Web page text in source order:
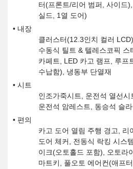
터(프론트/리어 범퍼, 사이드
실드, 1열 도어)
내장
클러스터(12.3인치 컬러
수동식 틸트 & 텔레스코픽 스
카페트, LED 카고 램프, 루프
수납함), 냉동부 단열재
시트
인조가죽시트, 운전석 열선
운전석 암레스트, 동승석 슬
편의
카고 도어 열림 주행 경고, 리
도어 체커, 전동식 락킹 시스
이크(오토홀드 포함), 오토라
마트키, 풀오토 에어컨(애프